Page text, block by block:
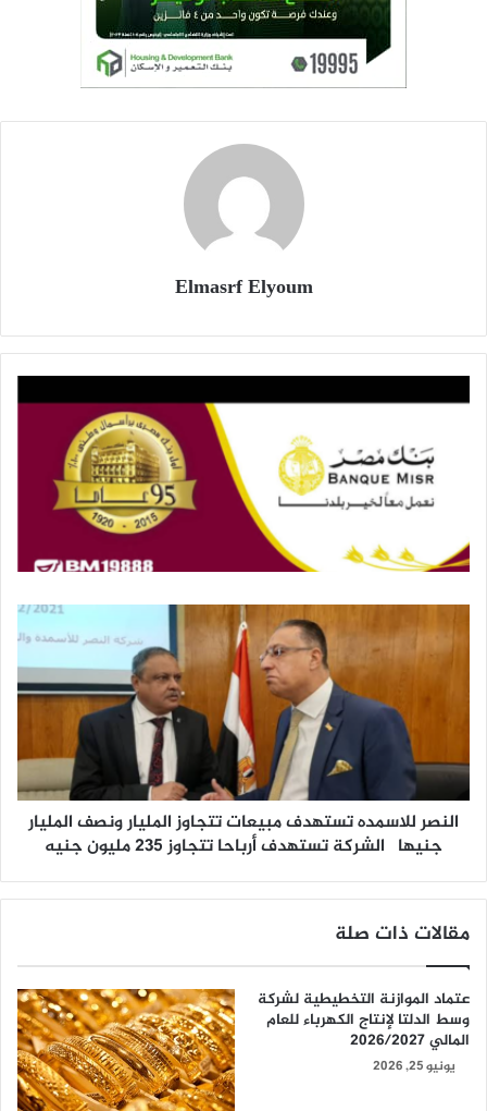
Elmasrf Elyoum
النصر للاسمده تستهدف مبيعات تتجاوز المليار ونصف المليار
جنيها الشركة تستهدف أرباحا تتجاوز ٢٣٥ مليون جنيه
مقالات ذات صلة
عتماد الموازنة التخطيطية لشركة
وسط الدلتا لإنتاج الكهرباء للعام
المالي 2026/2027
يونيو 25, 2026